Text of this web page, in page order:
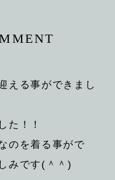
える事ができまし
た！！
のを着る事がで
みです(＾＾)